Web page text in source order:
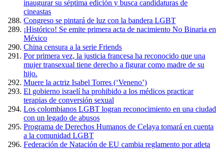
inaugurar su séptima edición y busca candidaturas de
cineastas
Congreso se pintará de luz con la bandera LGBT
¡Histórico! Se emite primera acta de nacimiento No Binaria en
México
China censura a la serie Friends
Por primera vez, la justicia francesa ha reconocido que una
mujer transexual tiene derecho a figurar como madre de su
hijo.
Muere la actriz Isabel Torres (‘Veneno’)
El gobierno israelí ha prohibido a los médicos practicar
terapias de conversión sexual
Los colombianos LGBT logran reconocimiento en una ciudad
con un legado de abusos
Programa de Derechos Humanos de Celaya tomará en cuenta
a la comunidad LGBT
Federación de Natación de EU cambia reglamento por atleta